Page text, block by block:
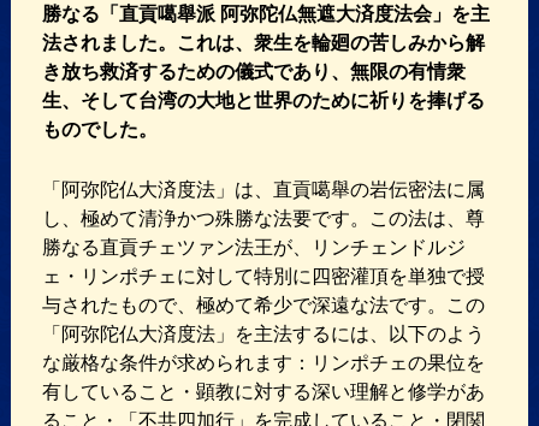
勝なる「直貢噶舉派 阿弥陀仏無遮大済度法会」を主
法されました。これは、衆生を輪廻の苦しみから解
き放ち救済するための儀式であり、無限の有情衆
生、そして台湾の大地と世界のために祈りを捧げる
ものでした。
「阿弥陀仏大済度法」は、直貢噶舉の岩伝密法に属
し、極めて清浄かつ殊勝な法要です。この法は、尊
勝なる直貢チェツァン法王が、リンチェンドルジ
ェ・リンポチェに対して特別に四密灌頂を単独で授
与されたもので、極めて希少で深遠な法です。この
「阿弥陀仏大済度法」を主法するには、以下のよう
な厳格な条件が求められます：リンポチェの果位を
有していること・顕教に対する深い理解と修学があ
ること・「不共四加行」を完成していること・閉関